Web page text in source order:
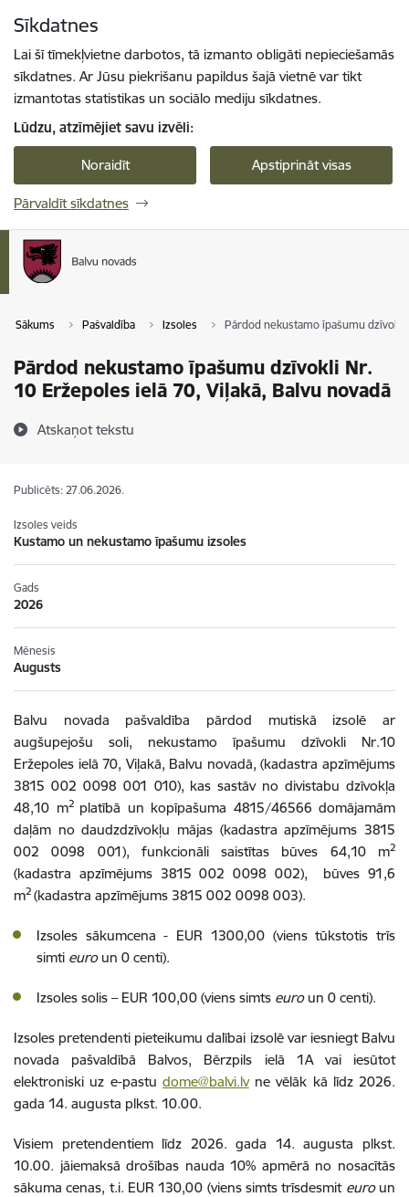
Sīkdatnes
Lai šī tīmekļvietne darbotos, tā izmanto obligāti nepieciešamās
sīkdatnes. Ar Jūsu piekrišanu papildus šajā vietnē var tikt
izmantotas statistikas un sociālo mediju sīkdatnes.
Lūdzu, atzīmējiet savu izvēli:
Noraidīt Apstiprināt visas
Pārvaldīt sīkdatnes
Sākums Pašvaldība Izsoles Pārdod nekustamo īpašumu dzīvokli
Pārdod nekustamo īpašumu dzīvokli Nr.
10 Eržepoles ielā 70, Viļakā, Balvu novadā
Atskaņot tekstu
Publicēts: 27.06.2026.
Izsoles veids
Kustamo un nekustamo īpašumu izsoles
Gads
2026
Mēnesis
Augusts
Balvu novada pašvaldība pārdod mutiskā izsolē ar
augšupejošu soli, nekustamo īpašumu dzīvokli Nr.10
Eržepoles ielā 70, Viļakā, Balvu novadā, (kadastra apzīmējums
3815 002 0098 001 010), kas sastāv no divistabu dzīvokļa
48,10 m2 platībā un kopīpašuma 4815/46566 domājamām
daļām no daudzdzīvokļu mājas (kadastra apzīmējums 3815
002 0098 001), funkcionāli saistītas būves 64,10 m2
(kadastra apzīmējums 3815 002 0098 002), būves 91,6
m2 (kadastra apzīmējums 3815 002 0098 003).
Izsoles sākumcena - EUR 1300,00 (viens tūkstotis trīs
simti euro un 0 centi).
Izsoles solis – EUR 100,00 (viens simts euroun 0 centi).
Izsoles pretendenti pieteikumu dalībai izsolē var iesniegt Balvu
novada pašvaldībā Balvos, Bērzpils ielā 1A vai iesūtot
elektroniski uz e-pastu dome@balvi.lvne vēlāk kā līdz 2026.
gada 14. augusta plkst. 10.00.
Visiem pretendentiem līdz 2026. gada 14. augusta plkst.
10.00. jāiemaksā drošības nauda 10% apmērā no nosacītās
sākuma cenas, t.i. EUR 130,00 (viens simts trīsdesmit euro un